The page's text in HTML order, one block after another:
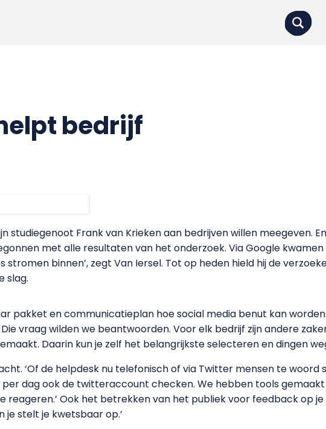
bedrijf
studiegenoot Frank van Krieken aan bedrijven willen meegeven.
met alle resultaten van het onderzoek. Via Google
binnen’, zegt Van Iersel. Tot op heden hield hij de
slag.
pakket en communicatieplan hoe social media benut kan worden.
vraag wilden we beantwoorden. Voor elk bedrijf zijn andere
Daarin kun je zelf het belangrijkste selecteren en dingen
‘Of de helpdesk nu telefonisch of via Twitter mensen te woord
dag ook de twitteraccount checken. We hebben tools gemaakt
reageren.’ Ook het betrekken van het publiek voor feedback op
je stelt je kwetsbaar op.’